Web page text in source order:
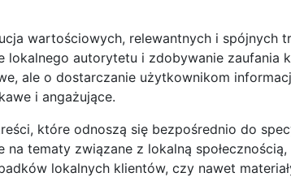
wartościowych, relewantnych i spójnych
lokalnego autorytetu i zdobywanie zaufania
ale o dostarczanie użytkownikom
i angażujące.
które odnoszą się bezpośrednio do
tematy związane z lokalną
lokalnych klientów, czy nawet